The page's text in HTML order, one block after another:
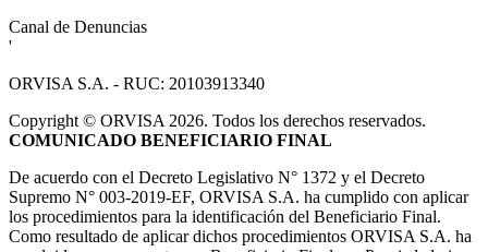
Canal de Denuncias
'
ORVISA S.A. - RUC: 20103913340
Copyright © ORVISA 2026. Todos los derechos reservados.
COMUNICADO BENEFICIARIO FINAL
De acuerdo con el Decreto Legislativo N° 1372 y el Decreto
Supremo N° 003-2019-EF, ORVISA S.A. ha cumplido con aplicar
los procedimientos para la identificación del Beneficiario Final.
Como resultado de aplicar dichos procedimientos ORVISA S.A. ha